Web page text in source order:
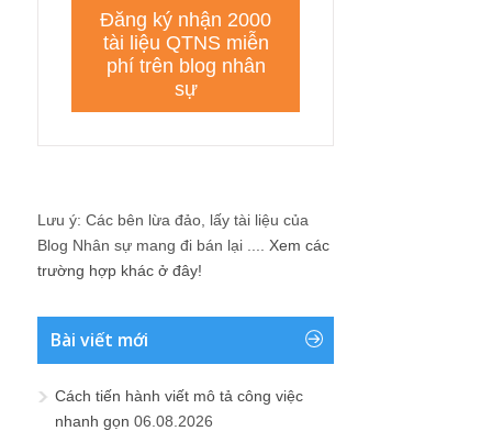
Lưu ý: Các bên lừa đảo, lấy tài liệu của
Blog Nhân sự mang đi bán lại .... Xem các
trường hợp khác ở đây!
Bài viết mới
Cách tiến hành viết mô tả công việc
nhanh gọn 06.08.2026